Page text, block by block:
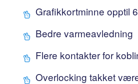
Grafikkortminne opptil
Bedre varmeavledning
Flere kontakter for
Overlocking takket